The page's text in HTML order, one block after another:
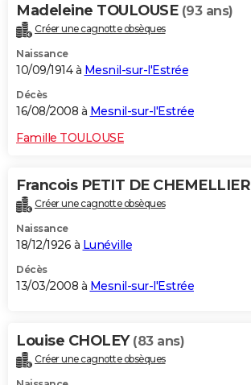
Madeleine TOULOUSE (93 ans)
Créer une cagnotte obsèques
Naissance
10/09/1914 à Mesnil-sur-l'Estrée
Décès
16/08/2008 à Mesnil-sur-l'Estrée
Famille TOULOUSE
Francois PETIT DE CHEMELLIER
Créer une cagnotte obsèques
Naissance
18/12/1926 à Lunéville
Décès
13/03/2008 à Mesnil-sur-l'Estrée
Louise CHOLEY (83 ans)
Créer une cagnotte obsèques